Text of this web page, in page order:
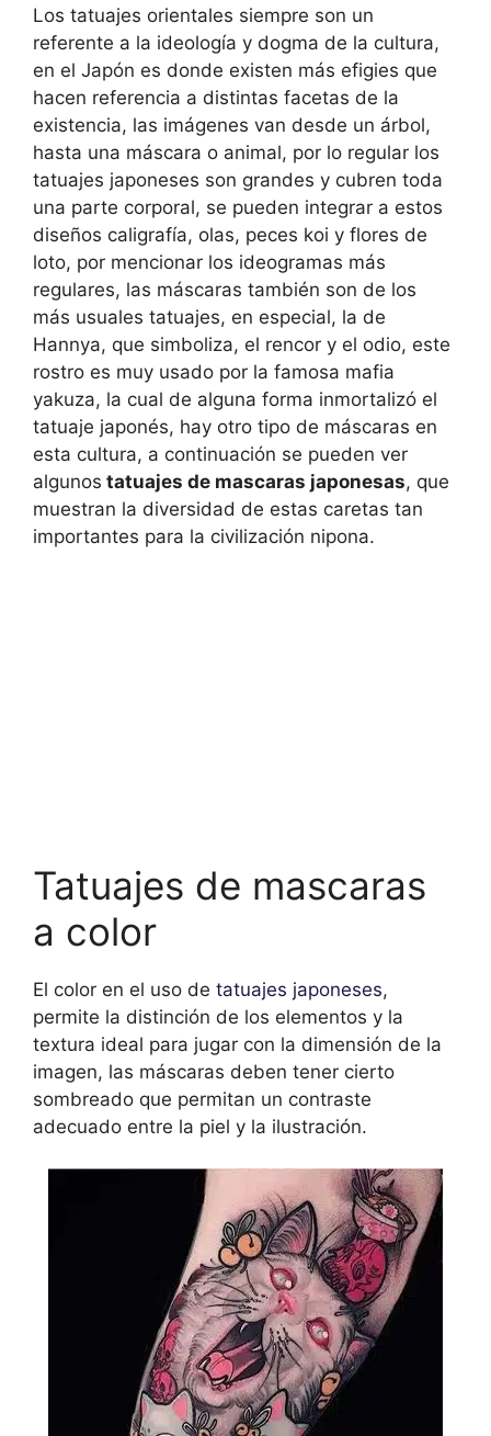
Los tatuajes orientales siempre son un
referente a la ideología y dogma de la cultura,
en el Japón es donde existen más efigies que
hacen referencia a distintas facetas de la
existencia, las imágenes van desde un árbol,
hasta una máscara o animal, por lo regular los
tatuajes japoneses son grandes y cubren toda
una parte corporal, se pueden integrar a estos
diseños caligrafía, olas, peces koi y flores de
loto, por mencionar los ideogramas más
regulares, las máscaras también son de los
más usuales tatuajes, en especial, la de
Hannya, que simboliza, el rencor y el odio, este
rostro es muy usado por la famosa mafia
yakuza, la cual de alguna forma inmortalizó el
tatuaje japonés, hay otro tipo de máscaras en
esta cultura, a continuación se pueden ver
algunos tatuajes de mascaras japonesas, que
muestran la diversidad de estas caretas tan
importantes para la civilización nipona.
Tatuajes de mascaras
a color
El color en el uso de tatuajes japoneses,
permite la distinción de los elementos y la
textura ideal para jugar con la dimensión de la
imagen, las máscaras deben tener cierto
sombreado que permitan un contraste
adecuado entre la piel y la ilustración.